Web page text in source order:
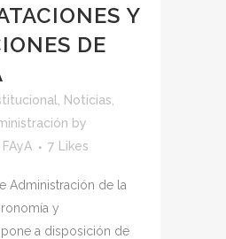
Y
DE
Noticias
by
7 Likes
Administración de la
y
a disposición de